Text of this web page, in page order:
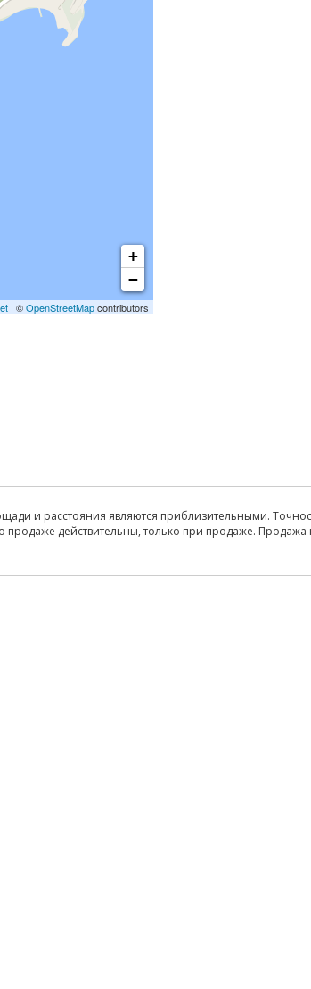
+
−
| ©OpenStreetMapcontributors
и расстояния являются приблизительными.
действительны, только при продаже.